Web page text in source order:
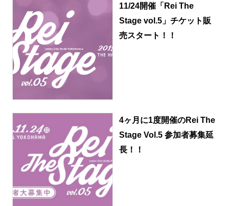
11/24開催「Rei The
Stage vol.5」チケット販
売スタート！！
4ヶ月に1度開催のRei The
Stage Vol.5 参加者募集延
長！！